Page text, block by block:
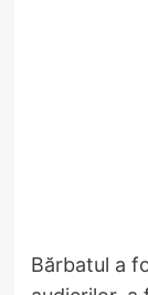
Bărbatul a